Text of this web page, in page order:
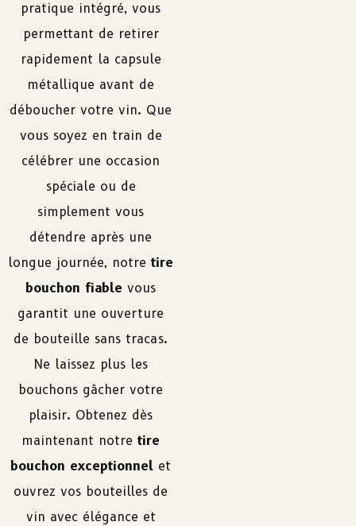
pratique intégré, vous
permettant de retirer
rapidement la capsule
métallique avant de
déboucher votre vin. Que
vous soyez en train de
célébrer une occasion
spéciale ou de
simplement vous
détendre après une
longue journée, notretire
bouchon fiable vous
garantit une ouverture
de bouteille sans tracas.
Ne laissez plus les
bouchons gâcher votre
plaisir. Obtenez dès
maintenant notretire
bouchon exceptionnel et
ouvrez vos bouteilles de
vin avec élégance et